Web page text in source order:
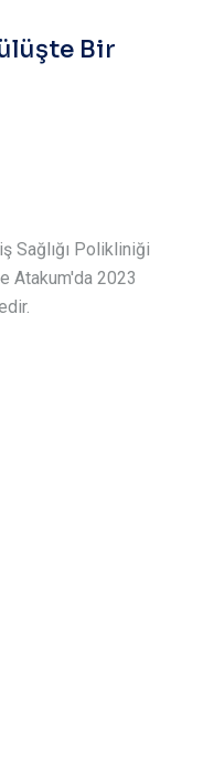
Bir
Sağlığı Polikliniği
Atakum'da 2023